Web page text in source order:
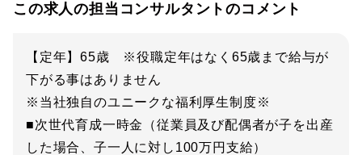
この求人の担当コンサルタントのコメント
【定年】65歳 ※役職定年はなく65歳まで給与が
下がる事はありません
※当社独自のユニークな福利厚生制度※
■次世代育成一時金（従業員及び配偶者が子を出産
した場合、子一人に対し100万円支給）